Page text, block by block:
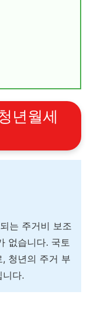
년월세
는 주거비 보조
없습니다. 국토
청년의 주거 부
다.